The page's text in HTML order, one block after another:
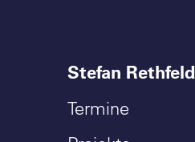
Stefan Rethfeld
Termine